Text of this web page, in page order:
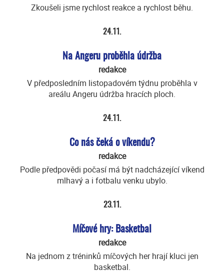
Zkoušeli jsme rychlost reakce a rychlost běhu.
24.11.
Na Angeru proběhla údržba
redakce
V předposledním listopadovém týdnu proběhla v
areálu Angeru údržba hracích ploch.
24.11.
Co nás čeká o víkendu?
redakce
Podle předpovědi počasí má být nadcházející víkend
mlhavý a i fotbalu venku ubylo.
23.11.
Míčové hry: Basketbal
redakce
Na jednom z tréninků míčových her hrají kluci jen
basketbal.